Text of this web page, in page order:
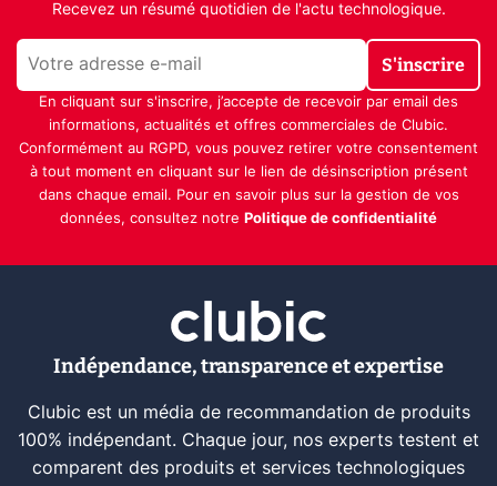
Recevez un résumé quotidien de l'actu technologique.
S'inscrire
En cliquant sur s'inscrire, j’accepte de recevoir par email des
informations, actualités et offres commerciales de Clubic.
Conformément au RGPD, vous pouvez retirer votre consentement
à tout moment en cliquant sur le lien de désinscription présent
dans chaque email. Pour en savoir plus sur la gestion de vos
données, consultez notre Politique de confidentialité
Indépendance, transparence et expertise
Clubic est un média de recommandation de produits
100% indépendant. Chaque jour, nos experts testent et
comparent des produits et services technologiques